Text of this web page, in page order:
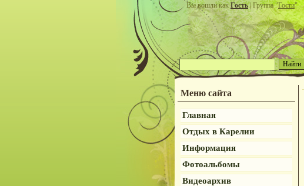
Вы вошли какГость| Группа "Гости"
Меню сайта
Главная
Отдых в Карелии
Информация
Фотоальбомы
Видеоархив